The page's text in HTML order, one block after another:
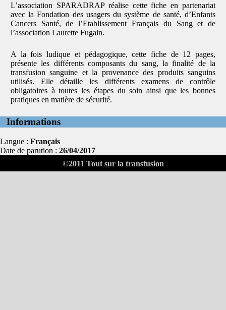
L’association SPARADRAP réalise cette fiche en partenariat
avec la Fondation des usagers du système de santé, d’Enfants
Cancers Santé, de l’Etablissement Français du Sang et de
l’association Laurette Fugain.
A la fois ludique et pédagogique, cette fiche de 12 pages,
présente les différents composants du sang, la finalité de la
transfusion sanguine et la provenance des produits sanguins
utilisés. Elle détaille les différents examens de contrôle
obligatoires à toutes les étapes du soin ainsi que les bonnes
pratiques en matière de sécurité.
Informations
Langue : Français
Date de parution : 26/04/2017
©2011 Tout sur la transfusion